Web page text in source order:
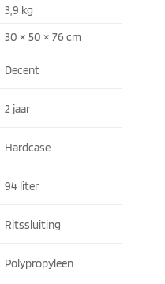
3,9 kg
30 × 50 × 76 cm
Decent
2 jaar
Hardcase
94 liter
Ritssluiting
Polypropyleen